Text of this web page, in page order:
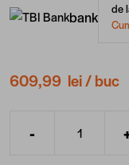
bank de
609,99 lei/ buc
Cantitate
-